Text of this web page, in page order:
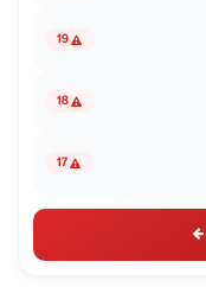
19
18
17